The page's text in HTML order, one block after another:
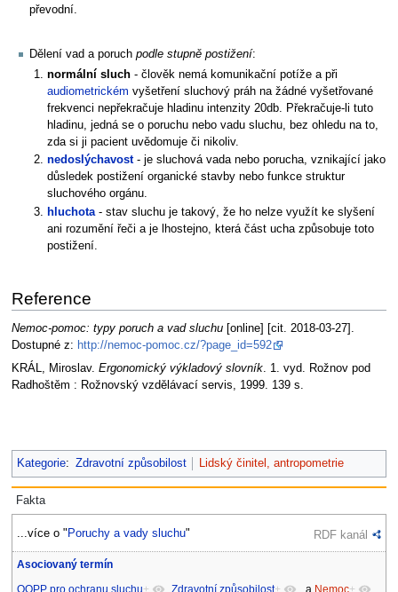
převodní.
Dělení vad a poruch podle stupně postižení:
normální sluch - člověk nemá komunikační potíže a při
audiometrickém vyšetření sluchový práh na žádné vyšetřované
frekvenci nepřekračuje hladinu intenzity 20db. Překračuje-li tuto
hladinu, jedná se o poruchu nebo vadu sluchu, bez ohledu na to,
zda si ji pacient uvědomuje či nikoliv.
nedoslýchavost- je sluchová vada nebo porucha, vznikající jako
důsledek postižení organické stavby nebo funkce struktur
sluchového orgánu.
hluchota - stav sluchu je takový, že ho nelze využít ke slyšení
ani rozumění řeči a je lhostejno, která část ucha způsobuje toto
postižení.
Reference
Nemoc-pomoc: typy poruch a vad sluchu[online] [cit. 2018-03-27].
Dostupné z: http://nemoc-pomoc.cz/?page_id=592
KRÁL, Miroslav. Ergonomický výkladový slovník. 1. vyd. Rožnov pod
Radhoštěm : Rožnovský vzdělávací servis, 1999. 139 s.
Kategorie: Zdravotní způsobilost Lidský činitel, antropometrie
Fakta
...více o " Poruchy a vady sluchu" RDF kanál
Asociovaný termín